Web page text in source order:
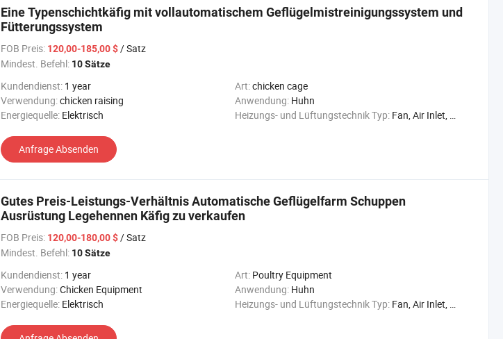
Eine Typenschichtkäfig mit vollautomatischem Geflügelmistreinigungssystem und
Fütterungssystem
FOB Preis: 120,00-185,00 $/ Satz
Mindest. Befehl: 10 Sätze
Kundendienst: 1 year Art:chicken cage
Verwendung:chicken raising Anwendung: Huhn
Energiequelle: Elektrisch Heizungs- und Lüftungstechnik Typ: Fan, Air Inlet, Cooling Pad
Anfrage Absenden
Gutes Preis-Leistungs-Verhältnis Automatische Geflügelfarm Schuppen
Ausrüstung Legehennen Käfig zu verkaufen
FOB Preis: 120,00-180,00 $/ Satz
Mindest. Befehl: 10 Sätze
Kundendienst: 1 year Art: Poultry Equipment
Verwendung:Chicken Equipment Anwendung: Huhn
Energiequelle: Elektrisch Heizungs- und Lüftungstechnik Typ: Fan, Air Inlet, Cooling Pad